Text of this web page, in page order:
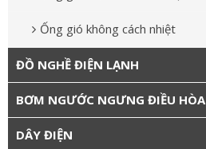
Ống gió không cách nhiệt
ĐỒ NGHỀ ĐIỆN LẠNH
BƠM NGƯỚC NGƯNG ĐIỀU HÒA
DÂY ĐIỆN